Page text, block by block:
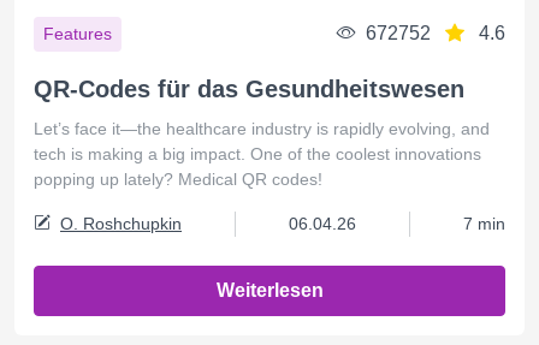
Features 672752 4.6
QR-Codes für das Gesundheitswesen
Let’s face it—the healthcare industry is rapidly evolving, and
tech is making a big impact. One of the coolest innovations
popping up lately? Medical QR codes!
O. Roshchupkin 06.04.26 7 min
Weiterlesen